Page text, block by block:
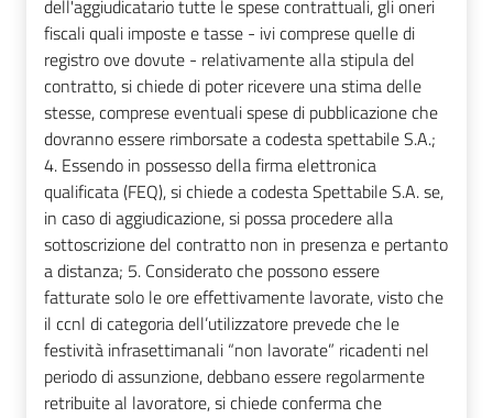
dell'aggiudicatario tutte le spese contrattuali, gli oneri
fiscali quali imposte e tasse - ivi comprese quelle di
registro ove dovute - relativamente alla stipula del
contratto, si chiede di poter ricevere una stima delle
stesse, comprese eventuali spese di pubblicazione che
dovranno essere rimborsate a codesta spettabile S.A.;
4. Essendo in possesso della firma elettronica
qualificata (FEQ), si chiede a codesta Spettabile S.A. se,
in caso di aggiudicazione, si possa procedere alla
sottoscrizione del contratto non in presenza e pertanto
a distanza; 5. Considerato che possono essere
fatturate solo le ore effettivamente lavorate, visto che
il ccnl di categoria dell’utilizzatore prevede che le
festività infrasettimanali “non lavorate” ricadenti nel
periodo di assunzione, debbano essere regolarmente
retribuite al lavoratore, si chiede conferma che